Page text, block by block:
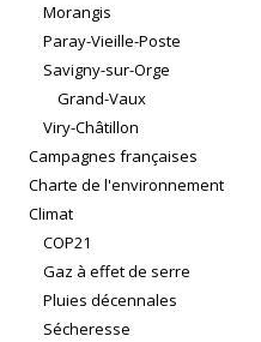
Morangis
Paray-Vieille-Poste
Savigny-sur-Orge
Grand-Vaux
Viry-Châtillon
Campagnes françaises
Charte de l'environnement
Climat
COP21
Gaz à effet de serre
Pluies décennales
Sécheresse